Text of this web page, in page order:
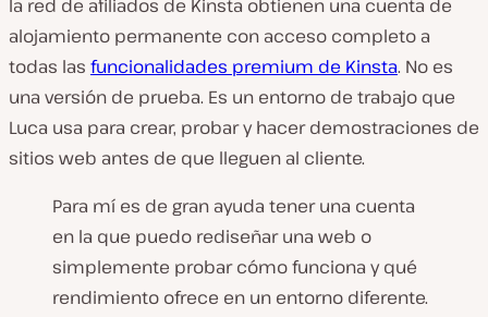
la red de afiliados de Kinsta obtienen una cuenta de
alojamiento permanente con acceso completo a
todas las funcionalidades premium de Kinsta. No es
una versión de prueba. Es un entorno de trabajo que
Luca usa para crear, probar y hacer demostraciones de
sitios web antes de que lleguen al cliente.
Para mí es de gran ayuda tener una cuenta
en la que puedo rediseñar una web o
simplemente probar cómo funciona y qué
rendimiento ofrece en un entorno diferente.